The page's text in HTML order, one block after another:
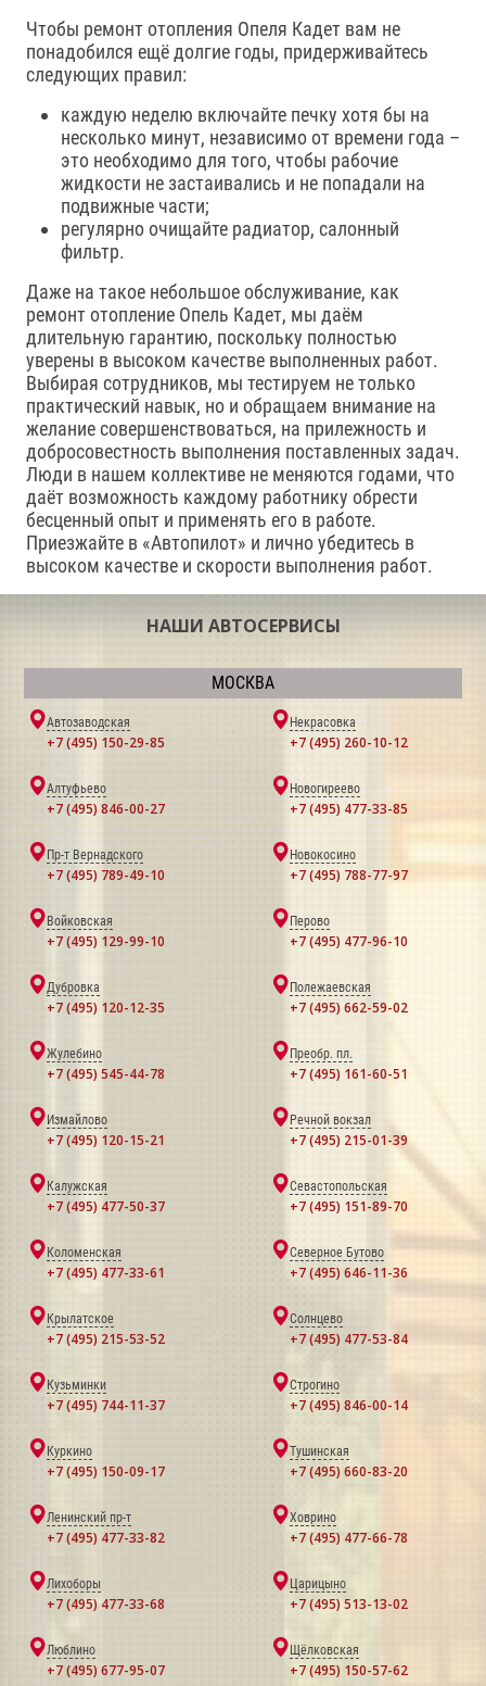
Чтобы ремонт отопления Опеля Кадет вам не
понадобился ещё долгие годы, придерживайтесь
следующих правил:
каждую неделю включайте печку хотя бы на
несколько минут, независимо от времени года –
это необходимо для того, чтобы рабочие
жидкости не застаивались и не попадали на
подвижные части;
регулярно очищайте радиатор, салонный
фильтр.
Даже на такое небольшое обслуживание, как
ремонт отопление Опель Кадет, мы даём
длительную гарантию, поскольку полностью
уверены в высоком качестве выполненных работ.
Выбирая сотрудников, мы тестируем не только
практический навык, но и обращаем внимание на
желание совершенствоваться, на прилежность и
добросовестность выполнения поставленных задач.
Люди в нашем коллективе не меняются годами, что
даёт возможность каждому работнику обрести
бесценный опыт и применять его в работе.
Приезжайте в «Автопилот» и лично убедитесь в
высоком качестве и скорости выполнения работ.
НАШИ АВТОСЕРВИСЫ
МОСКВА
Автозаводская
+7 (495) 150-29-85
Некрасовка
+7 (495) 260-10-12
Алтуфьево
+7 (495) 846-00-27
Новогиреево
+7 (495) 477-33-85
Пр-т Вернадского
+7 (495) 789-49-10
Новокосино
+7 (495) 788-77-97
Войковская
+7 (495) 129-99-10
Перово
+7 (495) 477-96-10
Дубровка
+7 (495) 120-12-35
Полежаевская
+7 (495) 662-59-02
Жулебино
+7 (495) 545-44-78
Преобр. пл.
+7 (495) 161-60-51
Измайлово
+7 (495) 120-15-21
Речной вокзал
+7 (495) 215-01-39
Калужская
+7 (495) 477-50-37
Севастопольская
+7 (495) 151-89-70
Коломенская
+7 (495) 477-33-61
Северное Бутово
+7 (495) 646-11-36
Крылатское
+7 (495) 215-53-52
Солнцево
+7 (495) 477-53-84
Кузьминки
+7 (495) 744-11-37
Строгино
+7 (495) 846-00-14
Куркино
+7 (495) 150-09-17
Тушинская
+7 (495) 660-83-20
Ленинский пр-т
+7 (495) 477-33-82
Ховрино
+7 (495) 477-66-78
Лихоборы
+7 (495) 477-33-68
Царицыно
+7 (495) 513-13-02
Люблино
+7 (495) 677-95-07
Щёлковская
+7 (495) 150-57-62